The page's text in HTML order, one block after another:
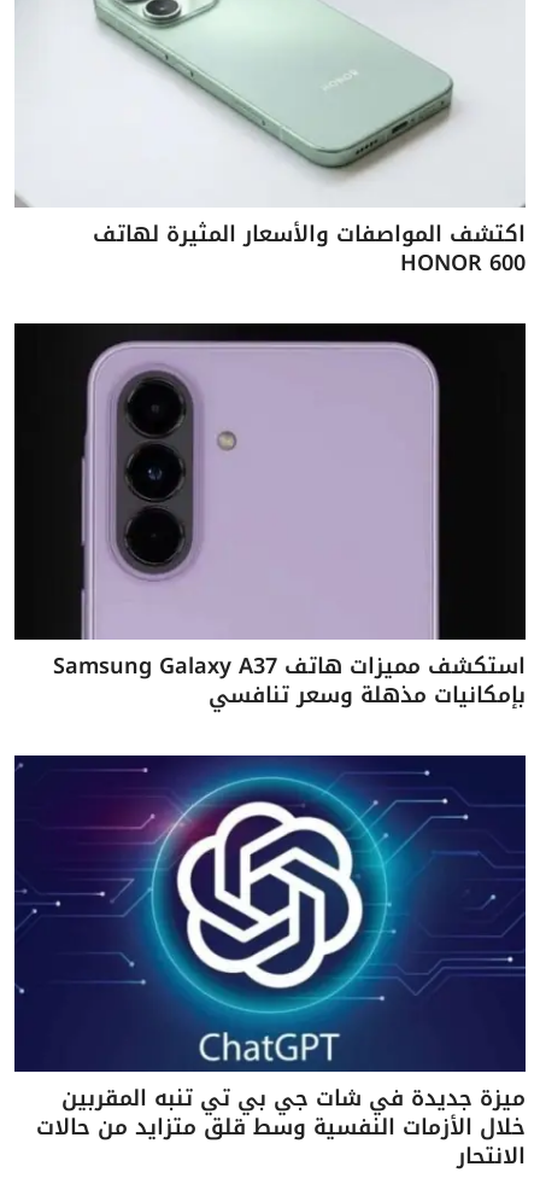
اكتشف المواصفات والأسعار المثيرة لهاتف
HONOR 600
استكشف مميزات هاتف Samsung Galaxy A37
بإمكانيات مذهلة وسعر تنافسي
ميزة جديدة في شات جي بي تي تنبه المقربين
خلال الأزمات النفسية وسط قلق متزايد من حالات
الانتحار